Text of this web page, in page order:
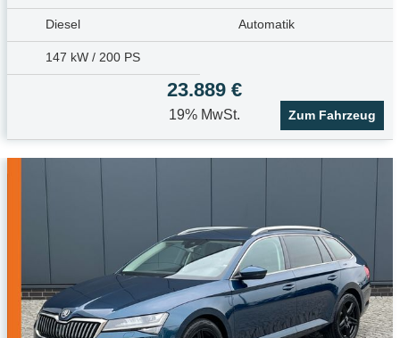
Diesel Automatik
147 kW / 200 PS
23.889 €
19% MwSt. Zum Fahrzeug